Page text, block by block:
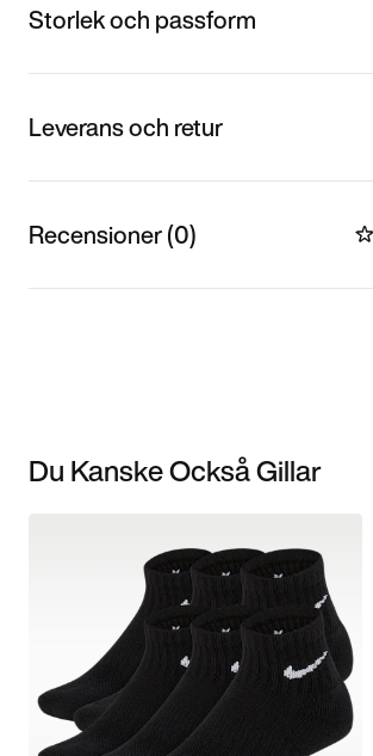
Storlek och passform
Leverans och retur
Recensioner (0)
Du Kanske Också Gillar